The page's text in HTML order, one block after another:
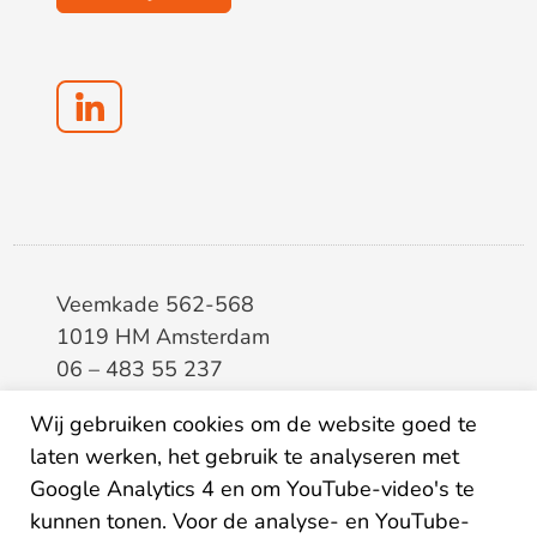
Veemkade 562-568
1019 HM Amsterdam
06 – 483 55 237
BTW8133.20.343.B.01
KvK34207150
IBANNL26ABNA0507435125
Wij gebruiken cookies om de website goed te
laten werken, het gebruik te analyseren met
Google Analytics 4 en om YouTube-video's te
kunnen tonen. Voor de analyse- en YouTube-